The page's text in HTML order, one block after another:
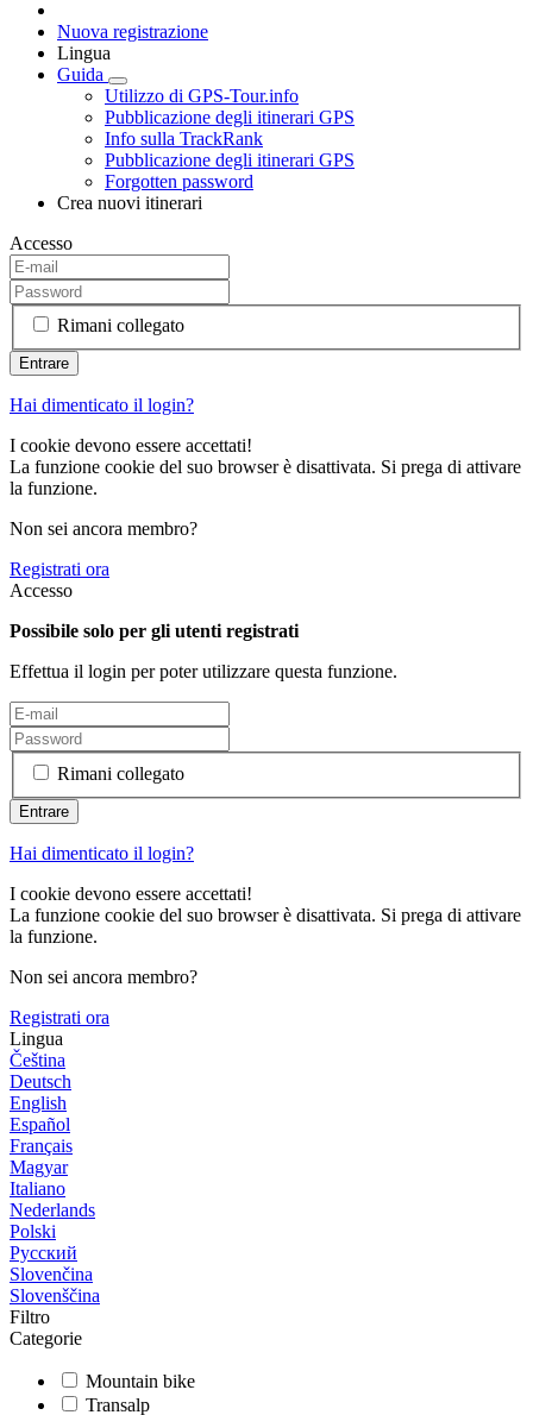
Nuova registrazione
Lingua
Guida
Utilizzo di GPS-Tour.info
Pubblicazione degli itinerari GPS
Info sulla TrackRank
Pubblicazione degli itinerari GPS
Forgotten password
Crea nuovi itinerari
Accesso
Rimani collegato
Hai dimenticato il login?
I cookie devono essere accettati!
La funzione cookie del suo browser è disattivata. Si prega di attivare
la funzione.
Non sei ancora membro?
Registrati ora
Accesso
Possibile solo per gli utenti registrati
Effettua il login per poter utilizzare questa funzione.
Rimani collegato
Hai dimenticato il login?
I cookie devono essere accettati!
La funzione cookie del suo browser è disattivata. Si prega di attivare
la funzione.
Non sei ancora membro?
Registrati ora
Lingua
Čeština
Deutsch
English
Español
Français
Magyar
Italiano
Nederlands
Polski
Русский
Slovenčina
Slovenščina
Filtro
Categorie
Mountain bike
Transalp